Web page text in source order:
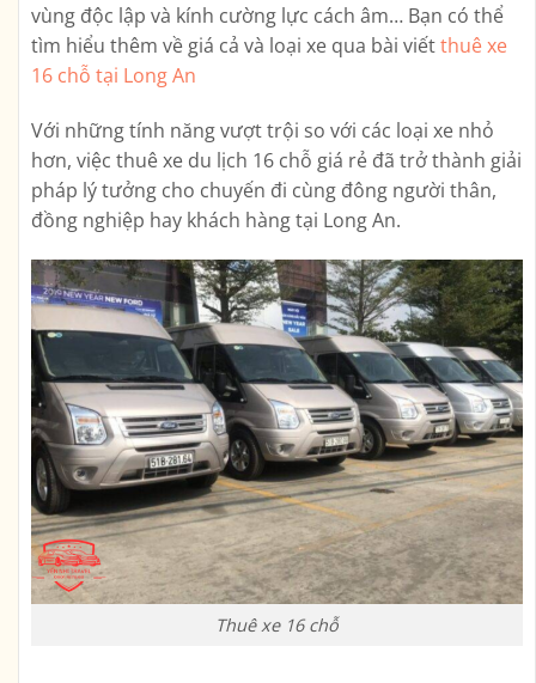
vùng độc lập và kính cường lực cách âm… Bạn có thể
tìm hiểu thêm về giá cả và loại xe qua bài viếtthuê xe
16 chỗ tại Long An
Với những tính năng vượt trội so với các loại xe nhỏ
hơn, việc thuê xe du lịch 16 chỗ giá rẻ đã trở thành giải
pháp lý tưởng cho chuyến đi cùng đông người thân,
đồng nghiệp hay khách hàng tại Long An.
Thuê xe 16 chỗ